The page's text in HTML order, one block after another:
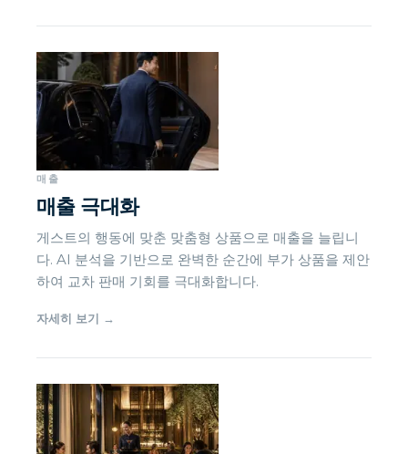
매출
매출 극대화
게스트의 행동에 맞춘 맞춤형 상품으로 매출을 늘립니
다. AI 분석을 기반으로 완벽한 순간에 부가 상품을 제안
하여 교차 판매 기회를 극대화합니다.
자세히 보기 →